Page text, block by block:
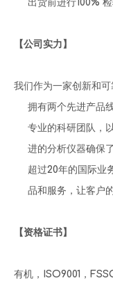
出货前进行100%
【公司实力】
我们作为一家创新和可
拥有两个先进产品
专业的科研团队，
进的分析仪器确保
超过20年的国际业
品和服务，让客户
【资格证书】
有机，ISO9001，